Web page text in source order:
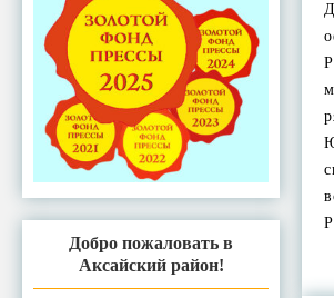
Добро пожаловать в
Аксайский район!